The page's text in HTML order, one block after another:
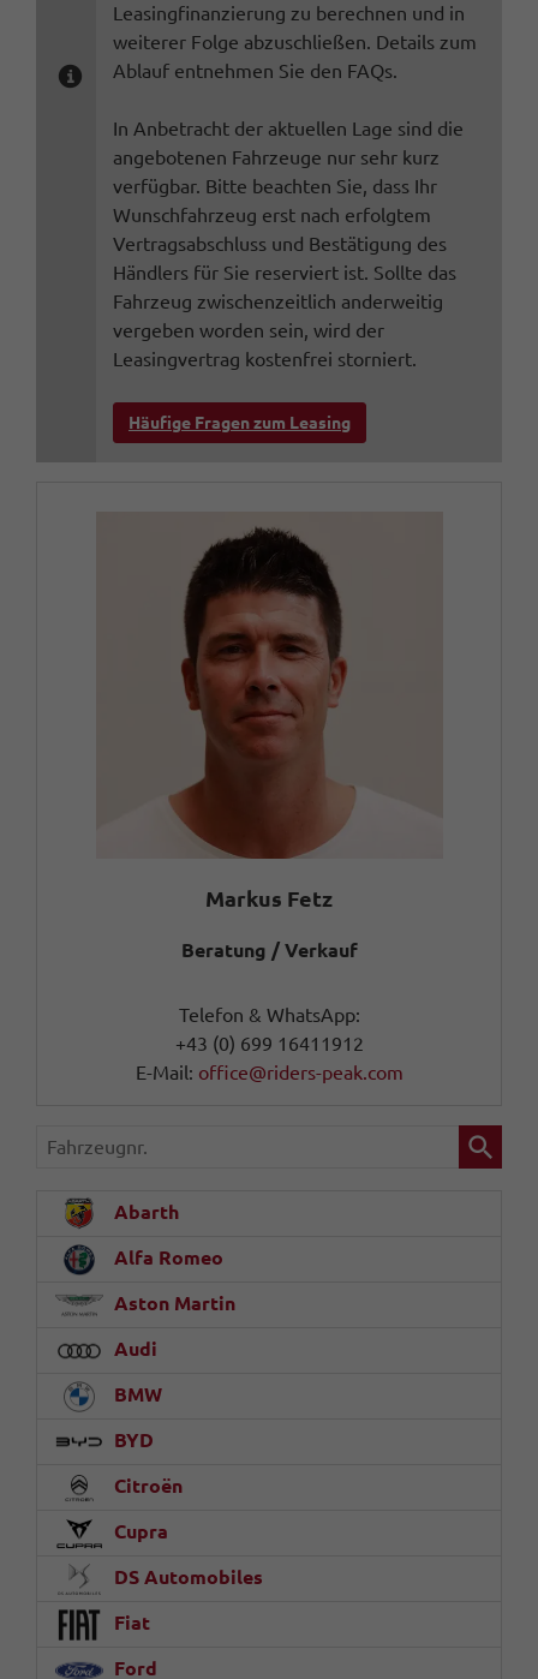
Leasingfinanzierung zu berechnen und in
weiterer Folge abzuschließen. Details zum
Ablauf entnehmen Sie den FAQs.
In Anbetracht der aktuellen Lage sind die
angebotenen Fahrzeuge nur sehr kurz
verfügbar. Bitte beachten Sie, dass Ihr
Wunschfahrzeug erst nach erfolgtem
Vertragsabschluss und Bestätigung des
Händlers für Sie reserviert ist. Sollte das
Fahrzeug zwischenzeitlich anderweitig
vergeben worden sein, wird der
Leasingvertrag kostenfrei storniert.
Häufige Fragen zum Leasing
Markus Fetz
Beratung / Verkauf
Telefon & WhatsApp:
+43 (0) 699 16411912
E-Mail: office@riders-peak.com
Fahrzeugnr.
Abarth
Alfa Romeo
Aston Martin
Audi
BMW
BYD
Citroën
Cupra
DS Automobiles
Fiat
Ford